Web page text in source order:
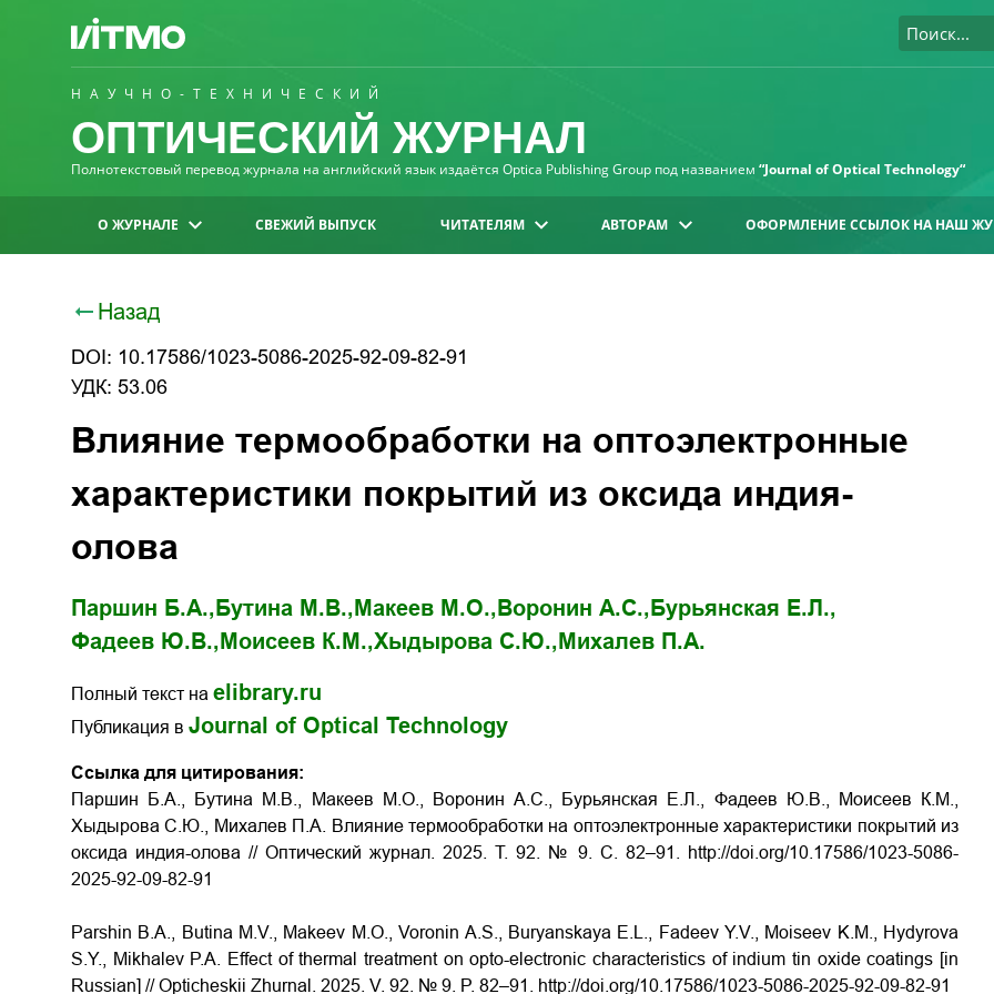
НАУЧНО-ТЕХНИЧЕСКИЙ
ОПТИЧЕСКИЙ ЖУРНАЛ
Полнотекстовый перевод журнала на английский язык издаётся Optica Publishing Group под названием “Journal of Optical Technology“
О ЖУРНАЛЕ СВЕЖИЙ ВЫПУСК ЧИТАТЕЛЯМ АВТОРАМ ОФОРМЛЕНИЕ ССЫЛОК НА НАШ
Назад
DOI: 10.17586/1023-5086-2025-92-09-82-91
УДК: 53.06
Влияние термообработки на оптоэлектронные
характеристики покрытий из оксида индия-
олова
Паршин Б.А., Бутина М.В., Макеев М.О., Воронин А.С., Бурьянская Е.Л.,
Фадеев Ю.В., Моисеев К.М.,Хыдырова С.Ю., Михалев П.А.
Полный текст на elibrary.ru
Публикация в Journal of Optical Technology
Ссылка для цитирования:
Паршин Б.А., Бутина М.В., Макеев М.О., Воронин А.С., Бурьянская Е.Л., Фадеев Ю.В., Моисеев К.М.,
Хыдырова С.Ю., Михалев П.А. Влияние термообработки на оптоэлектронные характеристики покрытий из
оксида индия-олова // Оптический журнал. 2025. Т. 92. № 9. С. 82–91.
http://doi.org/10.17586/1023-5086-
2025-92-09-82-91
Parshin B.A., Butina M.V., Makeev M.O., Voronin A.S., Buryanskaya E.L., Fadeev Y.V., Moiseev K.M., Hydyrova
S.Y., Mikhalev P.A. Effect of thermal treatment on opto-electronic characteristics of indium tin oxide coatings [in
Russian] // Opticheskii Zhurnal. 2025. V. 92. № 9. P. 82–91.
http://doi.org/10.17586/1023-5086-2025-92-09-82-91